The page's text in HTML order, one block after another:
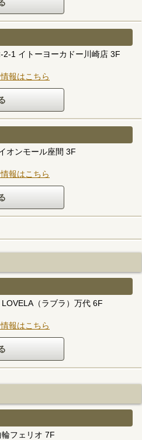
1 イトーヨーカドー川崎店 3F
報はこちら
オンモール座間 3F
報はこちら
（ラブラ）万代 6F
報はこちら
フェリオ 7F